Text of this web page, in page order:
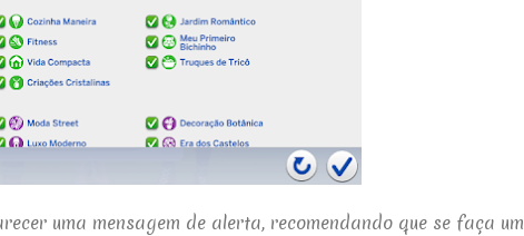
uma mensagem de alerta, recomendando que se faça um